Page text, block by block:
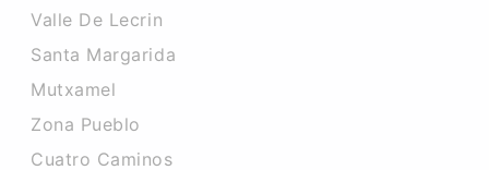
Valle De Lecrin
Santa Margarida
Mutxamel
Zona Pueblo
Cuatro Caminos